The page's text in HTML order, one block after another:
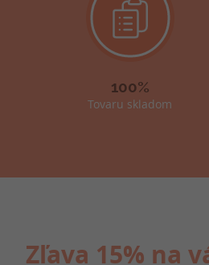
100%
Tovaru skladom
Zľava 15% na